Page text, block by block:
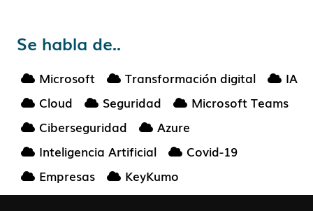
Se habla de..
Microsoft Transformación digital
IA
Cloud
Seguridad
Microsoft Teams
Ciberseguridad
Azure
Inteligencia Artificial
Covid-19
Empresas
KeyKumo